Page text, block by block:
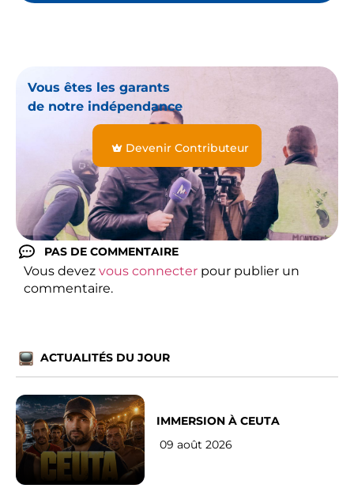
Vous êtes les garants
de notre indépendance
Devenir Contributeur
PAS DE COMMENTAIRE
Vous devez vous connecter pour publier un
commentaire.
ACTUALITÉS DU JOUR
IMMERSION À CEUTA
09 août 2026